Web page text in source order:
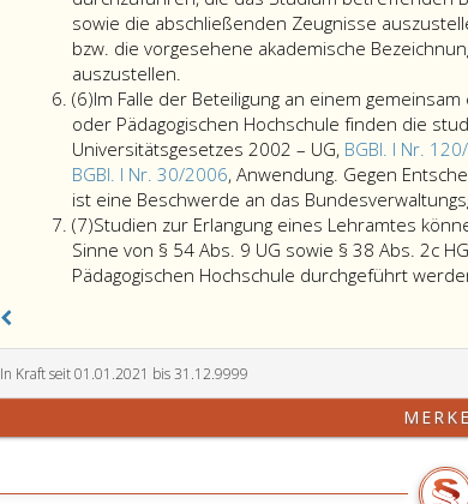
zu
bzw.
von
den
Organen
von
und
sowie die abschließenden Zeugnisse
bzw. die vorgesehene akademische
auszustellen.
(6)Absatz
6
Im Falle der Beteiligung an einem
oder Pädagogischen Hochschule finden die
Universitätsgesetzes 2002 – UG, BGBl. I Nr.
BGBl. I Nr. 30/2006, Anwendung. Gegen
ist eine Beschwerde an das
(7)Absatz
7
Studien zur Erlangung eines Lehramtes
Sinne von § 54 Abs. 9 UG sowie § 38 Abs. 2c
Pädagogischen Hochschule durchgeführt
In Kraft seit 01.01.2021 bis 31.12.9999